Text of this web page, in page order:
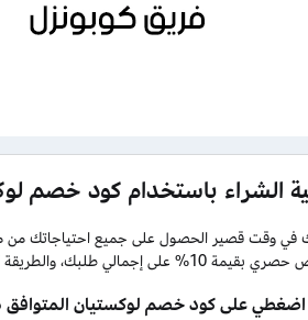
الشراء باستخدام كود خصم
في وقت قصير الحصول على جميع احتياجاتك من
10% على إجمالي طلبك، والطريقة كما يلي:
اضغطي على كود خصم لوكستيان المتوافق